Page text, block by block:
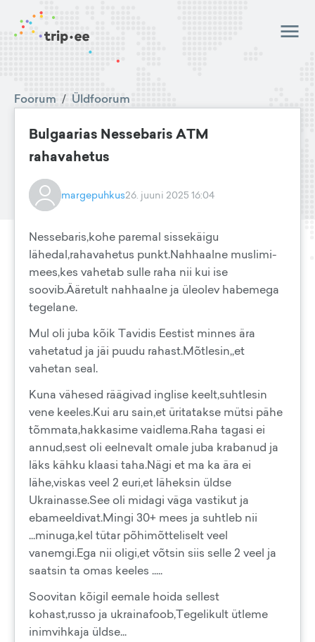
Foorum / Üldfoorum
Bulgaarias Nessebaris ATM
rahavahetus
margepuhkus26. juuni 2025 16:04
Nessebaris,kohe paremal sissekäigu
lähedal,rahavahetus punkt.Nahhaalne muslimi-
mees,kes vahetab sulle raha nii kui ise
soovib.Ääretult nahhaalne ja üleolev habemega
tegelane.
Mul oli juba kõik Tavidis Eestist minnes ära
vahetatud ja jäi puudu rahast.Mõtlesin,,et
vahetan seal.
Kuna vähesed räägivad inglise keelt,suhtlesin
vene keeles.Kui aru sain,et üritatakse mütsi pähe
tõmmata,hakkasime vaidlema.Raha tagasi ei
annud,sest oli eelnevalt omale juba krabanud ja
läks kähku klaasi taha.Nägi et ma ka ära ei
lähe,viskas veel 2 euri,et läheksin üldse
Ukrainasse.See oli midagi väga vastikut ja
ebameeldivat.Mingi 30+ mees ja suhtleb nii
...minuga,kel tütar põhimõtteliselt veel
vanemgi.Ega nii oligi,et võtsin siis selle 2 veel ja
saatsin ta omas keeles .....
Soovitan kõigil eemale hoida sellest
kohast,russo ja ukrainafoob,Tegelikult ütleme
inimvihkaja üldse...